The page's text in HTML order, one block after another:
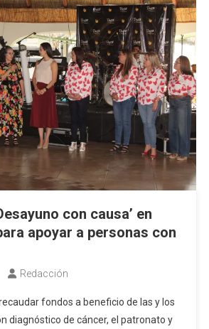
Personas
Adultas
Mayores
con causa’ en
apoyar a personas con
Redacción
fondos a beneficio de las y los
diagnóstico de cáncer, el patronato y